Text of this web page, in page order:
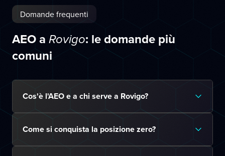
Domande frequenti
AEO a Rovigo: le domande più
comuni
Cos'è l'AEO e a chi serve a Rovigo?
Come si conquista la posizione zero?